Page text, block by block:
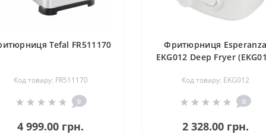
Tefal FR511170
Код товару: FR511170
0
4 999.00 грн.
Фритюрниця
EKG012 Deep Fryer
Код товару: EKG012
0
2 328.00 грн.